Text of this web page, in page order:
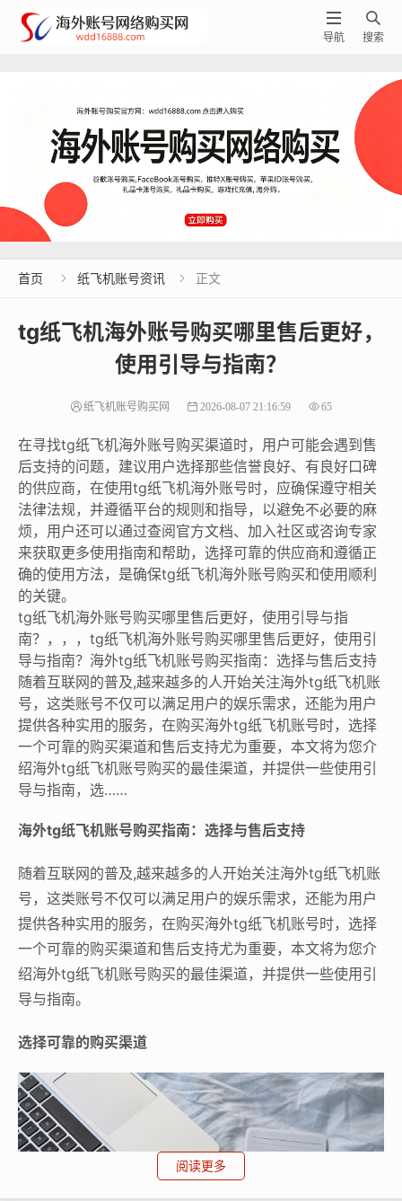

搜索

导航
首页  纸飞机账号资讯  正文
tg纸飞机海外账号购买哪里售后更好，
使用引导与指南？
纸飞机账号购买网 2026-08-07 21:16:59 65
在寻找tg纸飞机海外账号购买渠道时，用户可能会遇到售
后支持的问题，建议用户选择那些信誉良好、有良好口碑
的供应商，在使用tg纸飞机海外账号时，应确保遵守相关
法律法规，并遵循平台的规则和指导，以避免不必要的麻
烦，用户还可以通过查阅官方文档、加入社区或咨询专家
来获取更多使用指南和帮助，选择可靠的供应商和遵循正
确的使用方法，是确保tg纸飞机海外账号购买和使用顺利
的关键。
tg纸飞机海外账号购买哪里售后更好，使用引导与指
南？，，，tg纸飞机海外账号购买哪里售后更好，使用引
导与指南？海外tg纸飞机账号购买指南：选择与售后支持
随着互联网的普及,越来越多的人开始关注海外tg纸飞机账
号，这类账号不仅可以满足用户的娱乐需求，还能为用户
提供各种实用的服务，在购买海外tg纸飞机账号时，选择
一个可靠的购买渠道和售后支持尤为重要，本文将为您介
绍海外tg纸飞机账号购买的最佳渠道，并提供一些使用引
导与指南，选……
海外tg纸飞机账号购买指南：选择与售后支持
随着互联网的普及,越来越多的人开始关注海外tg纸飞机账
号，这类账号不仅可以满足用户的娱乐需求，还能为用户
提供各种实用的服务，在购买海外tg纸飞机账号时，选择
一个可靠的购买渠道和售后支持尤为重要，本文将为您介
绍海外tg纸飞机账号购买的最佳渠道，并提供一些使用引
导与指南。
选择可靠的购买渠道
阅读更多